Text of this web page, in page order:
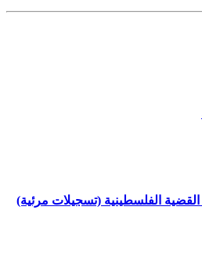
الفلسطينية (تسجيلات مرئية)